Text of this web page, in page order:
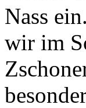
Nass
wir im